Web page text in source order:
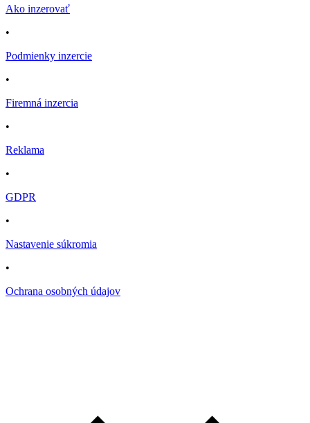
Ako inzerovať
•
Podmienky inzercie
•
Firemná inzercia
•
Reklama
•
GDPR
•
Nastavenie súkromia
•
Ochrana osobných údajov